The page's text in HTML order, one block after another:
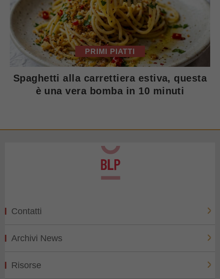
PRIMI PIATTI
Spaghetti alla carrettiera estiva, questa
è una vera bomba in 10 minuti
Contatti
Archivi News
Risorse